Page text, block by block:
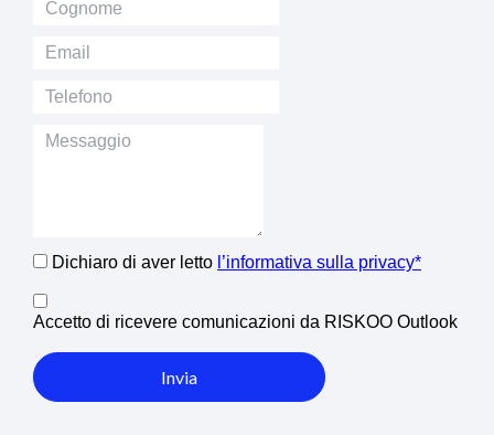
Dichiaro di aver letto l’informativa sulla privacy*
Accetto di ricevere comunicazioni da RISKOO Outlook
Invia